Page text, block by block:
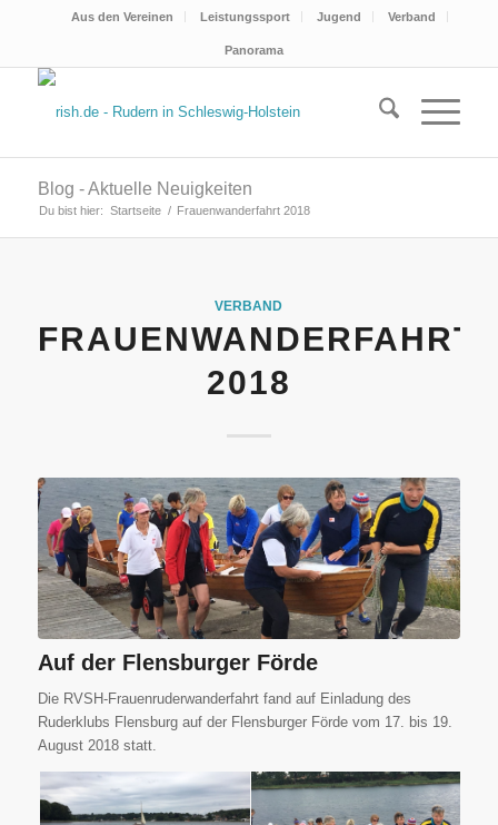
Aus den Vereinen Leistungssport Jugend Verband
Panorama
Blog - Aktuelle Neuigkeiten
Du bist hier: Startseite / Frauenwanderfahrt 2018
VERBAND
FRAUENWANDERFAHRT
2018
Auf der Flensburger Förde
Die RVSH-Frauenruderwanderfahrt fand auf Einladung des
Ruderklubs Flensburg auf der Flensburger Förde vom 17. bis 19.
August 2018 statt.